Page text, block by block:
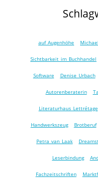
auf Augenhöhe
Sichtbarkeit im Buchhandel
Software Denise Urbach
Autorenberaterin
Literaturhaus Lettrétage
Handwerkszeug Brotberuf
Petra van Laak
Leserbindung
Fachzeitschriften